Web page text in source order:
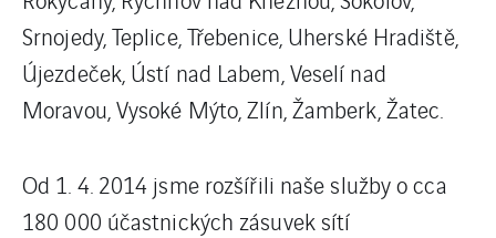
Srnojedy, Teplice, Třebenice, Uherské Hradiště,
Újezdeček, Ústí nad Labem, Veselí nad
Moravou, Vysoké Mýto, Zlín, Žamberk, Žatec.
Od 1. 4. 2014 jsme rozšířili naše služby o cca
180 000 účastnických zásuvek sítí